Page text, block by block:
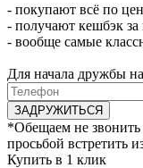
- покупают всё по
- получают кешбэк за
- вообще самые
Для начала дружбы
ЗАДРУЖИТЬСЯ
*Обещаем не звонить
просьбой встретить
Купить в 1 клик